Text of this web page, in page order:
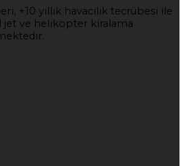
+10 yıllık havacılık tecrübesi ile
ve helikopter kiralama